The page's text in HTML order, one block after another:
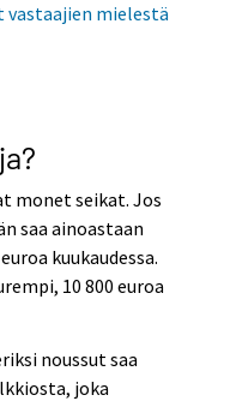
mielestä
monet seikat. Jos
saa ainoastaan
kuukaudessa.
10 800 euroa
noussut saa
joka